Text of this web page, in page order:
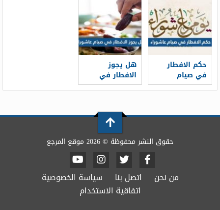
حكم الافطار
في صيام
عاشوراء
هل يجوز
الافطار في
صيام عاشوراء
حقوق النشر محفوظة © 2026 موقع المرجع
من نحن اتصل بنا
سياسة الخصوصية
اتفاقية الاستخدام